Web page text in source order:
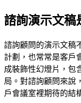
諮詢演示文稿
諮詢顧問的演示文稿
計劃，也常常是客戶
成裝飾性幻燈片，包
局。對諮詢顧問來說
戶會議室裡期待的結